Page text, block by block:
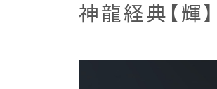
神龍経典【輝】